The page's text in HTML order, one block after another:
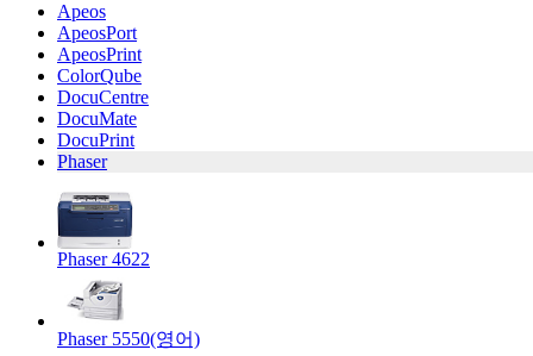
Apeos
ApeosPort
ApeosPrint
ColorQube
DocuCentre
DocuMate
DocuPrint
Phaser
Phaser 4622
Phaser 5550(영어)